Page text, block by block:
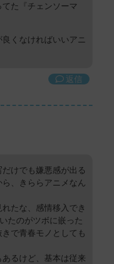
た『チェンソーマ
くなければいいアニ
返信
けでも嫌悪感が出る
、きららアニメなん
たな、感情移入でき
たのがツボに嵌った
で青春モノとしても
るけど、基本は従来